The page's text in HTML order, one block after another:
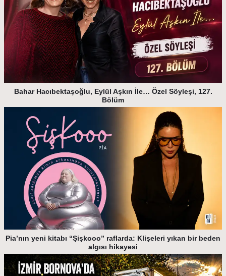
Bahar Hacıbektaşoğlu, Eylül Aşkın İle… Özel Söyleşi, 127.
Bölüm
Pia’nın yeni kitabı “Şişkooo” raflarda: Klişeleri yıkan bir beden
algısı hikayesi